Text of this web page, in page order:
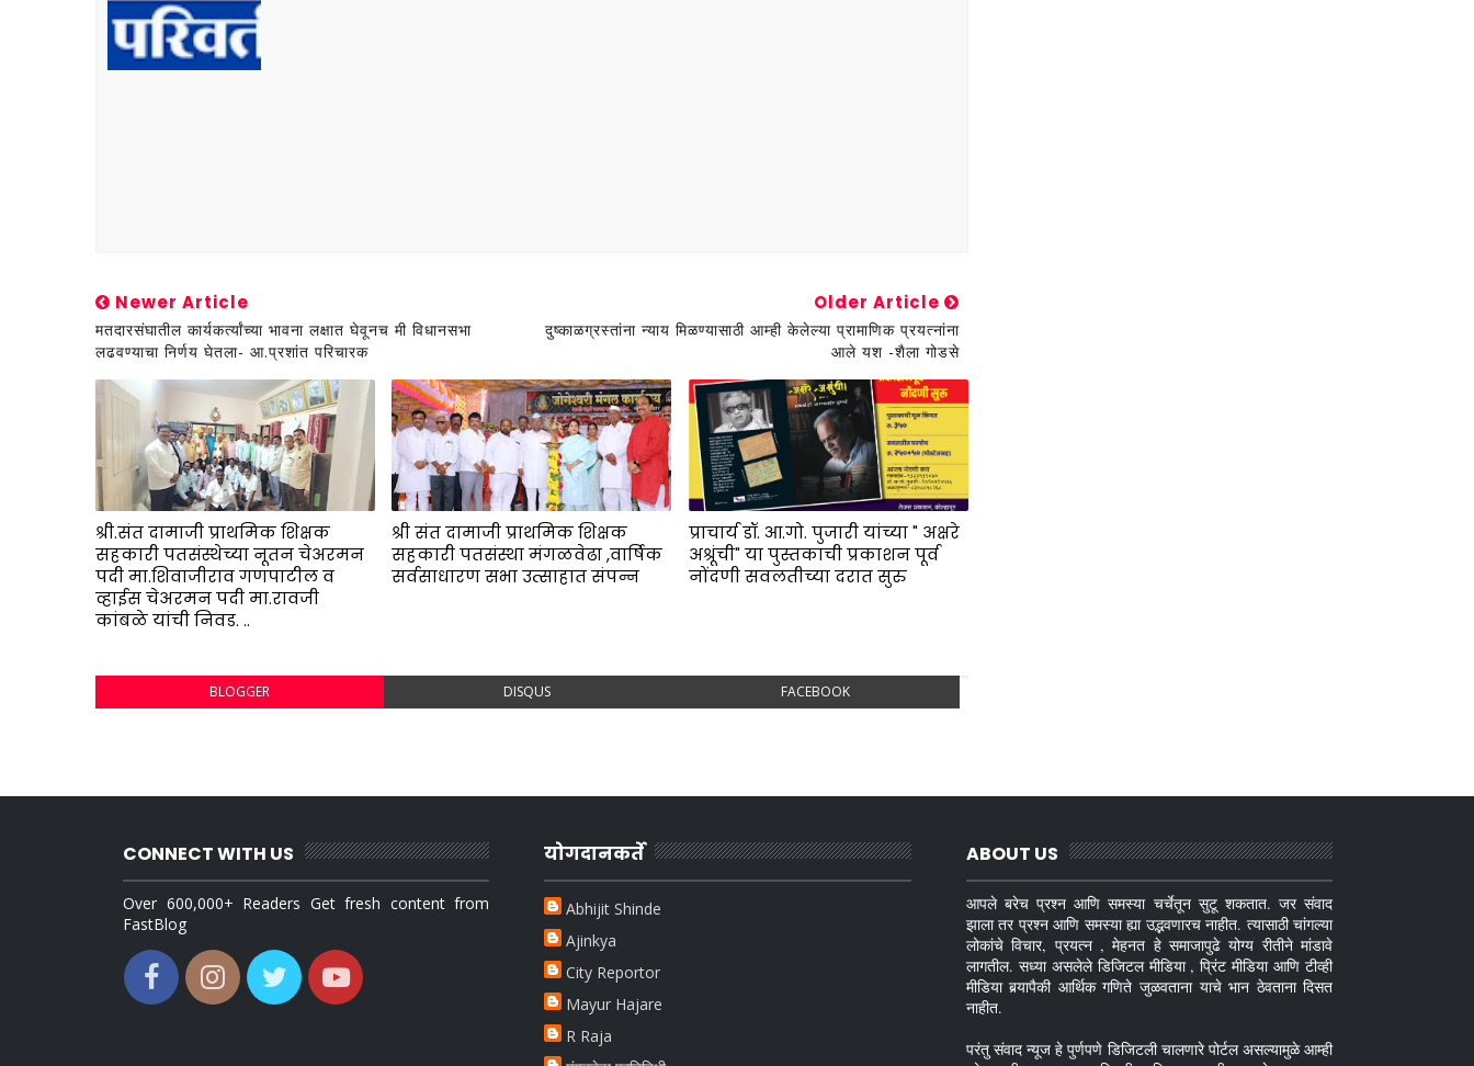
Newer Article
मतदारसंघातील कार्यकर्त्यांच्या भावना लक्षात घेवूनच मी विधानसभा
लढवण्याचा निर्णय घेतला- आ.प्रशांत परिचारक
Older Article
दुष्काळग्रस्तांना न्याय मिळण्यासाठी आम्ही केलेल्या प्रामाणिक प्रयत्नांना
आले यश -शैला गोडसे
श्री.संत दामाजी प्राथमिक शिक्षक
सहकारी पतसंस्थेच्या नूतन चेअरमन
पदी मा.शिवाजीराव गणपाटील व
व्हाईस चेअरमन पदी मा.रावजी
कांबळे यांची निवड. ..
श्री संत दामाजी प्राथमिक शिक्षक
सहकारी पतसंस्था मंगळवेढा ,वार्षिक
सर्वसाधारण सभा उत्साहात संपन्न
प्राचार्य डॉ. आ.गो. पुजारी यांच्या " अक्षरे
अश्रूंची" या पुस्तकाची प्रकाशन पूर्व
नोंदणी सवलतीच्या दरात सुरु
BLOGGER DISQUS FACEBOOK
CONNECT WITH US
Over 600,000+ Readers Get fresh content from
FastBlog
योगदानकर्ते
Abhijit Shinde
Ajinkya
City Reportor
Mayur Hajare
R Raja
ABOUT US
आपले बरेच प्रश्न आणि समस्या चर्चेतून सुटू शकतात. जर संवाद
झाला तर प्रश्न आणि समस्या ह्या उद्भवणारच नाहीत. त्यासाठी चांगल्या
लोकांचे विचार, प्रयत्न , मेहनत हे समाजापुढे योग्य रीतीने मांडावे
लागतील. सध्या असलेले डिजिटल मीडिया , प्रिंट मीडिया आणि टीव्ही
मीडिया बर्‍यापैकी आर्थिक गणिते जुळवताना याचे भान ठेवताना दिसत
नाहीत.
परंतु संवाद न्यूज हे पुर्णपणे डिजिटली चालणारे पोर्टल असल्यामुळे आम्ही